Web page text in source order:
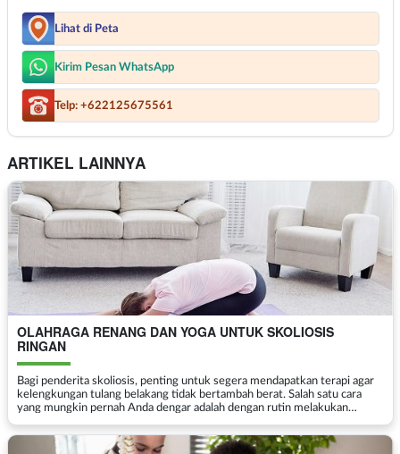
Lihat di Peta
Kirim Pesan WhatsApp
Telp: +622125675561
ARTIKEL LAINNYA
OLAHRAGA RENANG DAN YOGA UNTUK SKOLIOSIS
RINGAN
Bagi penderita skoliosis, penting untuk segera mendapatkan terapi agar
kelengkungan tulang belakang tidak bertambah berat. Salah satu cara
yang mungkin pernah Anda dengar adalah dengan rutin melakukan